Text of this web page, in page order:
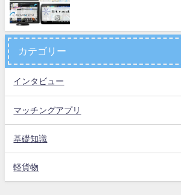
カテゴリー
インタビュー
マッチングアプリ
基礎知識
軽貨物